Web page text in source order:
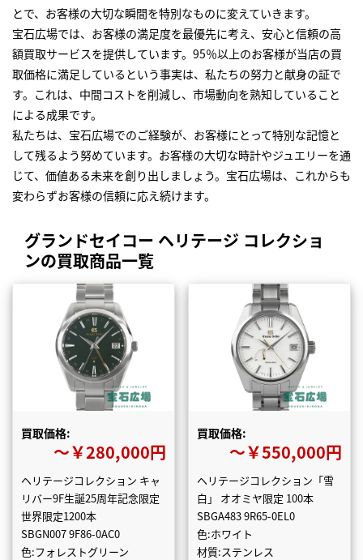
とで、お客様の大切な瞬間を特別なものに変えていきます。
宝石広場では、お客様の満足度を最優先に考え、安心と信頼の高
額買取サービスを提供しています。95％以上のお客様が当店の買
取価格に満足しているという事実は、私たちの努力と献身の証で
す。これは、中間コストを削減し、市場動向を熟知していること
による成果です。
私たちは、宝石広場でのご経験が、お客様にとって特別な記憶と
して残るよう努めています。お客様の大切な時計やジュエリーを通
じて、価値ある未来を創り出しましょう。宝石広場は、これからも
変わらずお客様の信頼に応え続けます。
グランドセイコー ヘリテージ コレクショ
ンの買取商品一覧
買取価格:
〜￥280,000円
ヘリテージコレクション キャ
リバー9F生誕25周年記念限定
世界限定1200本
SBGN007 9F86-0AC0
色:フォレストグリーン
買取価格:
〜￥550,000円
ヘリテージコレクション「雪
白」 オオミヤ限定 100本
SBGA483 9R65-0EL0
色:ホワイト
材質:ステンレス